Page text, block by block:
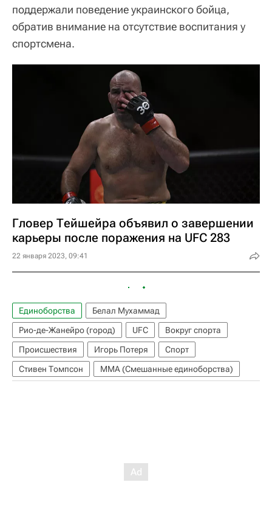
поддержали поведение украинского бойца,
обратив внимание на отсутствие воспитания у
спортсмена.
Гловер Тейшейра объявил о завершении
карьеры после поражения на UFC 283
22 января 2023, 09:41
Единоборства
Белал Мухаммад
Рио-де-Жанейро (город)
UFC
Вокруг спорта
Происшествия
Игорь Потеря
Спорт
Стивен Томпсон
ММА (Смешанные единоборства)